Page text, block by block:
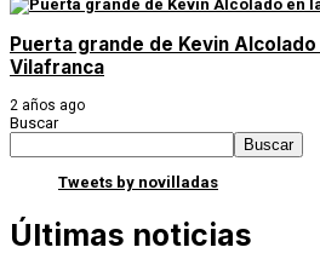
Puerta grande de Kevin
Vilafranca
2 años ago
Buscar
Buscar
Tweets by novilladas
Últimas noticias